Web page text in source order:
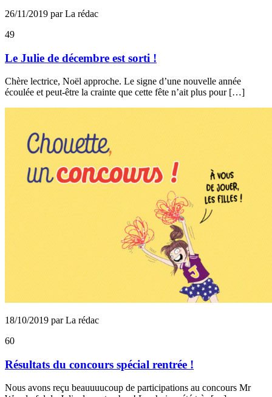
26/11/2019 par La rédac
49
Le Julie de décembre est sorti !
Chère lectrice, Noël approche. Le signe d’une nouvelle année
écoulée et peut-être la crainte que cette fête n’ait plus pour […]
18/10/2019 par La rédac
60
Résultats du concours spécial rentrée !
Nous avons reçu beauuuucoup de participations au concours Mr